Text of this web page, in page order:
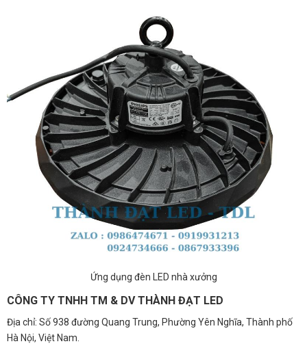
Ứng dụng đèn LED nhà xưởng
CÔNG TY TNHH TM & DV THÀNH ĐẠT LED
Địa chỉ: Số 938 đường Quang Trung, Phường Yên Nghĩa, Thành phố
Hà Nội, Việt Nam.